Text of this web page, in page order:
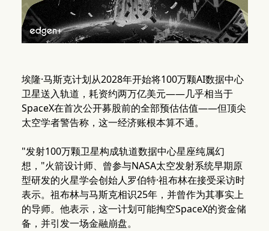
埃隆·马斯克计划从2028年开始将100万颗AI数据中心
卫星送入轨道，耗资约两万亿美元——几乎相当于
SpaceX在首次公开募股前的全部预估估值——但顶尖
太空学者警告称，这一经济账根本算不通。
"发射100万颗卫星构成轨道数据中心星座纯属幻
想，"火箭设计师、曾参与NASA太空发射系统早期原
型研发的火星学会创始人罗伯特·祖布林在接受采访时
表示。祖布林与马斯克相识25年，并曾作为其事实上
的导师。他表示，这一计划可能掏空SpaceX的资金储
备，并引发一场金融崩盘。